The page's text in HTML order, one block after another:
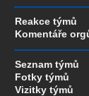
Reakce týmů
Komentáře
Seznam týmů
Fotky týmů
Vizitky týmů